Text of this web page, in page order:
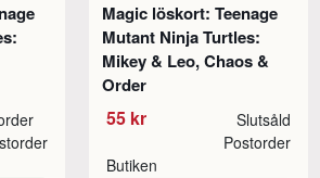
Magic löskort: Teenage
Mutant Ninja Turtles:
Mikey & Leo, Chaos &
Order
55 kr Slutsåld
Butiken
Postorder